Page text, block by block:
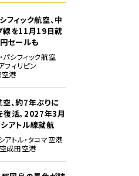
フィック航空、中
線を11月19日就
セールも
パシフィック航空
フィリピン
港
、約7年ぶりに
復活。2027年3月
アトル線就航
アトル・タコマ空港
成田空港